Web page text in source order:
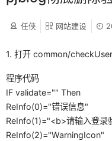
任侠 网站建设
1. 打开 common/
程序代码
IF validate="" Then
ReInfo(0)="错误信息"
ReInfo(1)="<b>请输入登
ReInfo(2)="WarningIcon"